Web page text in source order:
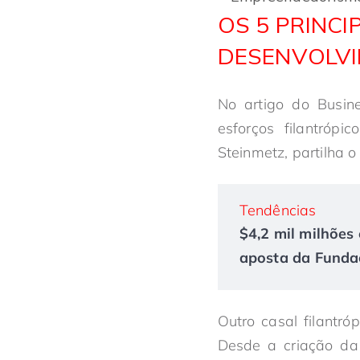
OS 5
No artigo do
esforços
Steinmetz, partilha
Tendências
$4,2 mil milhões
aposta da
Outro casal
Desde a criação